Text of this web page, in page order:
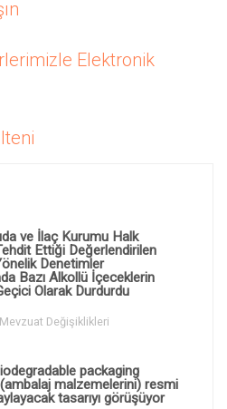
Elektronik
ve İlaç Kurumu Halk
Tehdit Ettiği Değerlendirilen
Denetimler
Bazı Alkollü İçeceklerin
Olarak Durdurdu
Mevzuat Değişiklikleri
packaging
malzemelerini) resmi
tasarıyı görüşüyor